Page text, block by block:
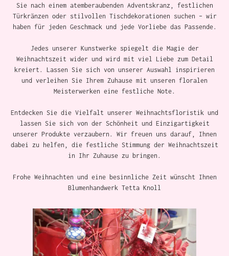
Sie nach einem atemberaubenden Adventskranz, festlichen
Türkränzen oder stilvollen Tischdekorationen suchen – wir
haben für jeden Geschmack und jede Vorliebe das Passende.
Jedes unserer Kunstwerke spiegelt die Magie der
Weihnachtszeit wider und wird mit viel Liebe zum Detail
kreiert. Lassen Sie sich von unserer Auswahl inspirieren
und verleihen Sie Ihrem Zuhause mit unseren floralen
Meisterwerken eine festliche Note.
Entdecken Sie die Vielfalt unserer Weihnachtsfloristik und
lassen Sie sich von der Schönheit und Einzigartigkeit
unserer Produkte verzaubern. Wir freuen uns darauf, Ihnen
dabei zu helfen, die festliche Stimmung der Weihnachtszeit
in Ihr Zuhause zu bringen.
Frohe Weihnachten und eine besinnliche Zeit wünscht Ihnen
Blumenhandwerk Tetta Knoll